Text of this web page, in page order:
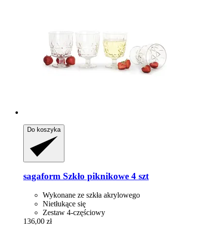
Do koszyka
sagaform Szkło piknikowe 4 szt
Wykonane ze szkła akrylowego
Nietłukące się
Zestaw 4-częściowy
136,00 zł